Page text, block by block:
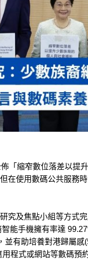
「縮窄數位落差以提
但在使用數碼公共服務
究及焦點小組等方式
能手機擁有率達
有助培養對港歸屬感
程式或網站等數碼預